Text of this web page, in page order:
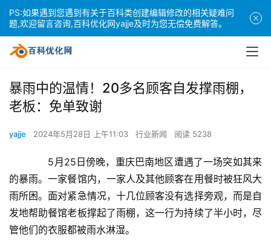
暴雨中的温情！20多名顾客自发撑雨棚，
老板：免单致谢
yajje 2024年5月28日 上午11:03 行业新闻 阅读 5238
5月25日傍晚，重庆巴南地区遭遇了一场突如其来
的暴雨。一家餐馆内，一家人及其他顾客在用餐时被狂风大
雨所困。面对紧急情况，十几位顾客没有选择旁观，而是自
发地帮助餐馆老板撑起了雨棚，这一行为持续了半小时，尽
管他们的衣服都被雨水淋湿。
PS:如果遇到您遇到有关于百科类创建编辑修改的相关疑难问
题,欢迎留言咨询,百科优化网yajje及时为您无偿免费解答。